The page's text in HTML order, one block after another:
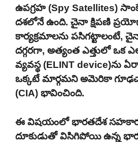
ఉపగ్రహ (Spy Satellites)
దశలోనే ఉంది. చైనా క్షిపణి
కార్యక్రమాలను పసిగట్టాలంటే,
దగ్గరగా, అత్యంత ఎత్తులో ఒక
వ్యవస్థ (ELINT device)ను
ఒక్కటే మార్గమని అమెరికా
(CIA) భావించింది.
ఈ విషయంలో భారతదేశ
దూకుడుతో విసిగిపోయి ఉన్న